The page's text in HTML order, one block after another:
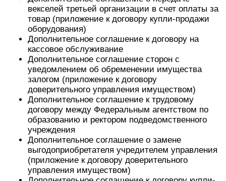
векселей третьей организации в счет оплаты за
товар (приложение к договору купли-продажи
оборудования)
Дополнительное соглашение к договору на
кассовое обслуживание
Дополнительное соглашение сторон с
уведомлением об обременении имущества
залогом (приложение к договору
доверительного управления имуществом)
Дополнительное соглашение к трудовому
договору между Федеральным агентством по
образованию и ректором подведомственного
учреждения
Дополнительное соглашение о замене
выгодоприобретателя учредителем управления
(приложение к договору доверительного
управления имуществом)